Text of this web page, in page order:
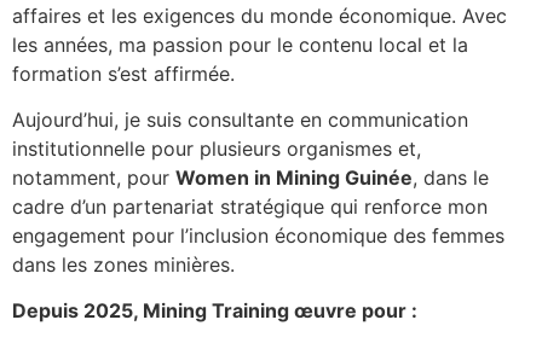
affaires et les exigences du monde économique. Avec
les années, ma passion pour le contenu local et la
formation s’est affirmée.
Aujourd’hui, je suis consultante en communication
institutionnelle pour plusieurs organismes et,
notamment, pour Women in Mining Guinée, dans le
cadre d’un partenariat stratégique qui renforce mon
engagement pour l’inclusion économique des femmes
dans les zones minières.
Depuis 2025, Mining Training œuvre pour :